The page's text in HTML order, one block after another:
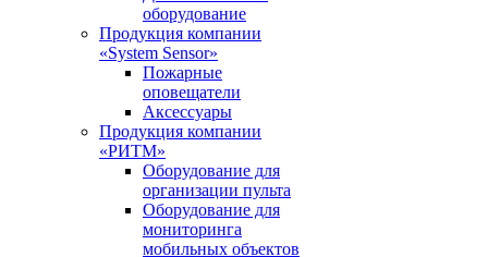
оборудование
Продукция компании
«System Sensor»
Пожарные
оповещатели
Аксессуары
Продукция компании
«РИТМ»
Оборудование для
организации пульта
Оборудование для
мониторинга
мобильных объектов